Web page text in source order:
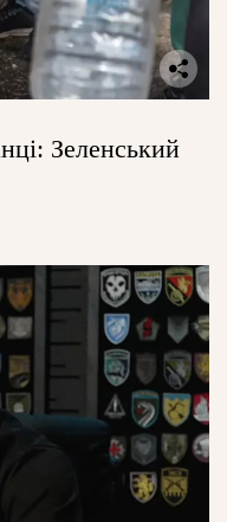
Зеленський